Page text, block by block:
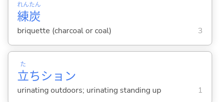
練
れん
炭
たん
briquette (charcoal or coal) 3
立
た
ちション
urinating outdoors; urinating standing up 1